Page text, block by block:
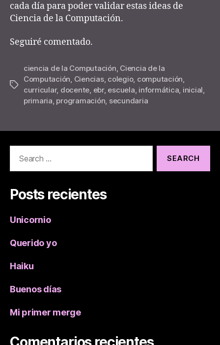
cada día para poder validar estas ideas de
Ciencia de la Computación.
Seguiré comentado.
Tags
ciencia de la Computación Ciencia de la
Computación Ciencias, colegio, computación
curricular, docente ebr, escuela informática inicial
primaria programación secundaria
Posts recientes
Unicornio
Querido yo
Haiku
Buenos días
Mi primer merge